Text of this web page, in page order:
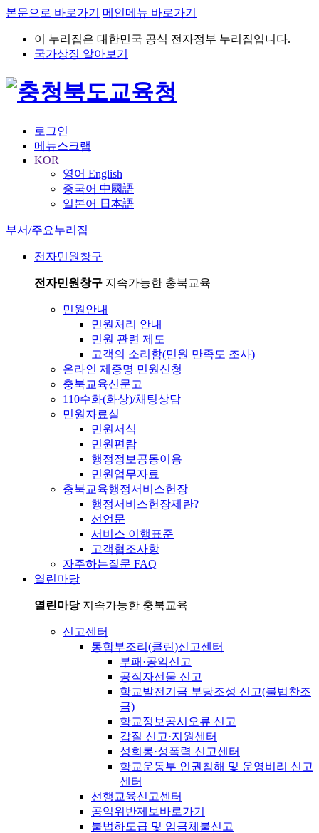
본문으로 바로가기 메인메뉴 바로가기
이 누리집은 대한민국 공식 전자정부 누리집입니다.
국가상징 알아보기
로그인
메뉴스크랩
KOR
영어 English
중국어 中國語
일본어 日本語
부서/주요누리집
전자민원창구
전자민원창구 지속가능한 충북교육
민원안내
민원처리 안내
민원 관련 제도
고객의 소리함(민원 만족도 조사)
온라인 제증명 민원신청
충북교육신문고
110수화(화상)/채팅상담
민원자료실
민원서식
민원편람
행정정보공동이용
민원업무자료
충북교육행정서비스헌장
행정서비스헌장제란?
선언문
서비스 이행표준
고객협조사항
자주하는질문 FAQ
열린마당
열린마당 지속가능한 충북교육
신고센터
통합부조리(클린)신고센터
부패·공익신고
공직자선물 신고
학교발전기금 부당조성 신고(불법찬조
금)
학교정보공시오류 신고
갑질 신고·지원센터
성희롱·성폭력 신고센터
학교운동부 인권침해 및 운영비리 신고
센터
선행교육신고센터
공익위반제보바로가기
불법하도급 및 임금체불신고